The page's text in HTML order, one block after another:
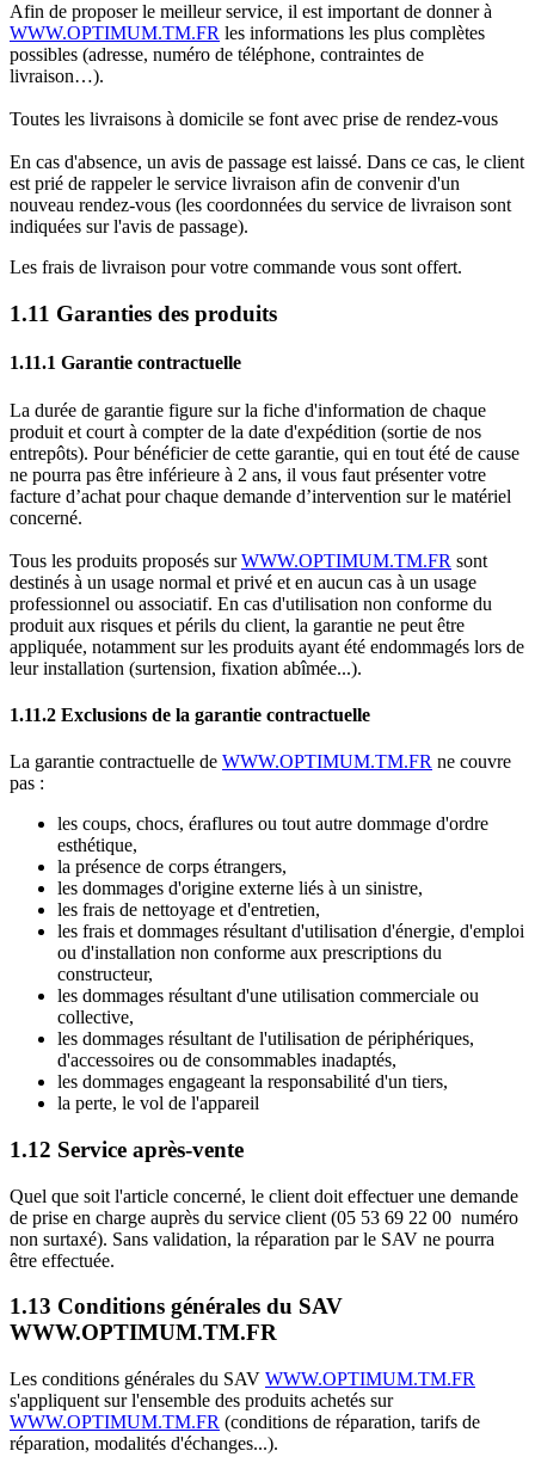
Afin de proposer le meilleur service, il est important de donner à
WWW.OPTIMUM.TM.FR les informations les plus complètes
possibles (adresse, numéro de téléphone, contraintes de
livraison…).
Toutes les livraisons à domicile se font avec prise de rendez-vous
En cas d'absence, un avis de passage est laissé. Dans ce cas, le client
est prié de rappeler le service livraison afin de convenir d'un
nouveau rendez-vous (les coordonnées du service de livraison sont
indiquées sur l'avis de passage).
Les frais de livraison pour votre commande vous sont offert.
1.11 Garanties des produits
1.11.1 Garantie contractuelle
La durée de garantie figure sur la fiche d'information de chaque
produit et court à compter de la date d'expédition (sortie de nos
entrepôts). Pour bénéficier de cette garantie, qui en tout été de cause
ne pourra pas être inférieure à 2 ans, il vous faut présenter votre
facture d’achat pour chaque demande d’intervention sur le matériel
concerné.
Tous les produits proposés surWWW.OPTIMUM.TM.FR sont
destinés à un usage normal et privé et en aucun cas à un usage
professionnel ou associatif. En cas d'utilisation non conforme du
produit aux risques et périls du client, la garantie ne peut être
appliquée, notamment sur les produits ayant été endommagés lors de
leur installation (surtension, fixation abîmée...).
1.11.2 Exclusions de la garantie contractuelle
La garantie contractuelle de WWW.OPTIMUM.TM.FR ne couvre
pas :
les coups, chocs, éraflures ou tout autre dommage d'ordre
esthétique,
la présence de corps étrangers,
les dommages d'origine externe liés à un sinistre,
les frais de nettoyage et d'entretien,
les frais et dommages résultant d'utilisation d'énergie, d'emploi
ou d'installation non conforme aux prescriptions du
constructeur,
les dommages résultant d'une utilisation commerciale ou
collective,
les dommages résultant de l'utilisation de périphériques,
d'accessoires ou de consommables inadaptés,
les dommages engageant la responsabilité d'un tiers,
la perte, le vol de l'appareil
1.12 Service après-vente
Quel que soit l'article concerné, le client doit effectuer une demande
de prise en charge auprès du service client (05 53 69 22 00 numéro
non surtaxé). Sans validation, la réparation par le SAV ne pourra
être effectuée.
1.13 Conditions générales du SAV
WWW.OPTIMUM.TM.FR
Les conditions générales du SAV WWW.OPTIMUM.TM.FR
s'appliquent sur l'ensemble des produits achetés sur
WWW.OPTIMUM.TM.FR (conditions de réparation, tarifs de
réparation, modalités d'échanges...).